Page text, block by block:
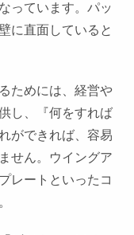
っています。パッ
に直面していると
ためには、経営や
し、『何をすれば
ができれば、容易
せん。ウイングア
レートといったコ